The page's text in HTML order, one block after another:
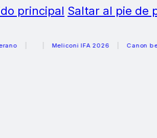
principal Saltar al pie de
Meliconi IFA 2026 Canon becas